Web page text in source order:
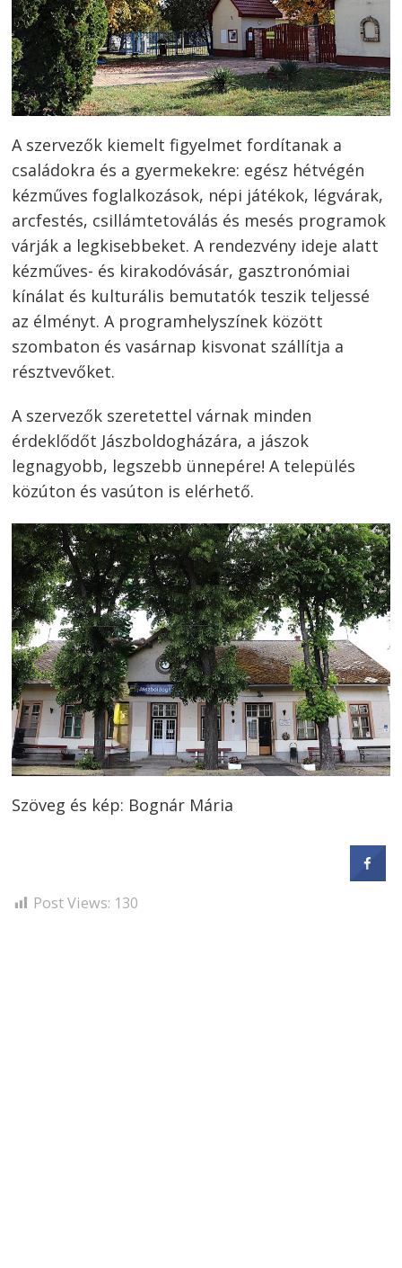
A szervezők kiemelt figyelmet fordítanak a
családokra és a gyermekekre: egész hétvégén
kézműves foglalkozások, népi játékok, légvárak,
arcfestés, csillámtetoválás és mesés programok
várják a legkisebbeket. A rendezvény ideje alatt
kézműves- és kirakodóvásár, gasztronómiai
kínálat és kulturális bemutatók teszik teljessé
az élményt. A programhelyszínek között
szombaton és vasárnap kisvonat szállítja a
résztvevőket.
A szervezők szeretettel várnak minden
érdeklődőt Jászboldogházára, a jászok
legnagyobb, legszebb ünnepére! A település
közúton és vasúton is elérhető.
Szöveg és kép: Bognár Mária
Post Views: 130
Bejegyzés
navigáció